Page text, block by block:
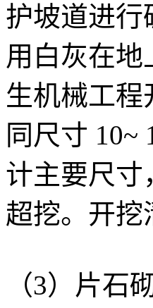
护坡道进行
用白灰在
生机械工
同尺寸 10~
计主要尺寸
超挖。开挖
（3）片石